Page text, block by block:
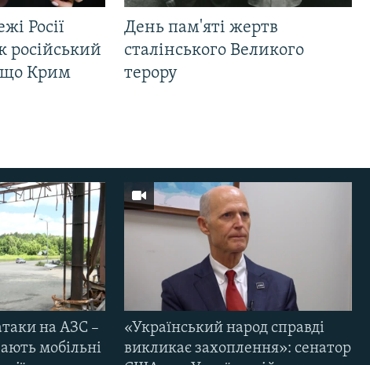
Росії
російський
що Крим
День пам'яті жертв
сталінського Великого
терору
на АЗС –
мобільні
«Український народ справді
викликає захоплення»: сенатор